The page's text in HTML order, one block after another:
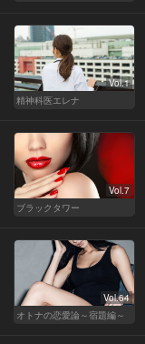
Vol.1
精神科医エレナ
Vol.7
ブラックタワー
Vol.64
オトナの恋愛論～宿題編～